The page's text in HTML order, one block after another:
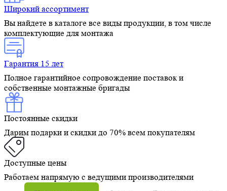
Широкий ассортимент
Вы найдете в каталоге все виды продукции, в том числе
комплектующие для монтажа
Гарантия 15 лет
Полное гарантийное сопровождение поставок и
собственные монтажные бригады
Постоянные скидки
Дарим подарки и скидки до 70% всем покупателям
Доступные цены
Работаем напрямую с ведущими производителями